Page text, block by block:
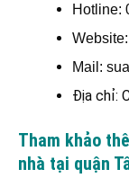
Hotline:
Website:
Mail:
Địa chỉ:
Tham khảo
nhà tại quận